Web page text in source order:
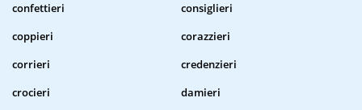
confettieri
consiglieri
coppieri
corazzieri
corrieri
credenzieri
crocieri
damieri